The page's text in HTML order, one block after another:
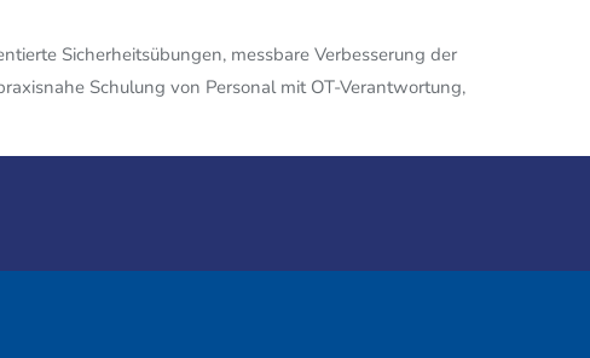
Sicherheitsübungen, messbare Verbesserung der
Schulung von Personal mit OT-Verantwortung,